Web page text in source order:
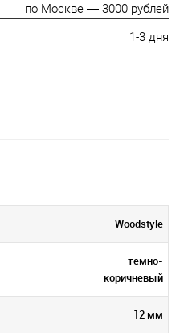
по Москве — 3000 рублей
1-3 дня
Woodstyle
темно-
коричневый
12 мм